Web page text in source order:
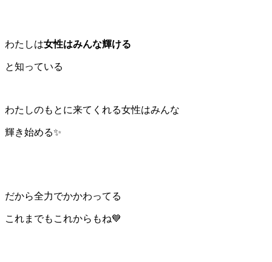
わたしは女性はみんな輝ける
と知っている
わたしのもとに来てくれる女性はみんな
輝き始める✨
だから全力でかかわってる
これまでもこれからもね💙